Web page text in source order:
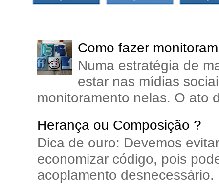
Como fazer
Numa estratégia de
estar nas mídias
monitoramento nelas. O ato
Herança ou Composição ?
Dica de ouro: Devemos
economizar código, pois
acoplamento